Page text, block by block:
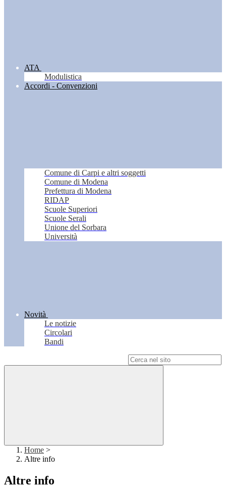
ATA
Modulistica
Accordi - Convenzioni
Comune di Carpi e altri soggetti
Comune di Modena
Prefettura di Modena
RIDAP
Scuole Superiori
Scuole Serali
Unione del Sorbara
Università
Novità
Le notizie
Circolari
Bandi
Home >
Altre info
Altre info